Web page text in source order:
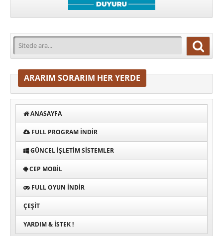
ARARIM SORARIM HER YERDE
ANASAYFA
FULL PROGRAM INDIR
GÜNCEL İŞLETIM SISTEMLER
CEP MOBIL
FULL OYUN İNDIR
ÇEŞIT
YARDIM & İSTEK !